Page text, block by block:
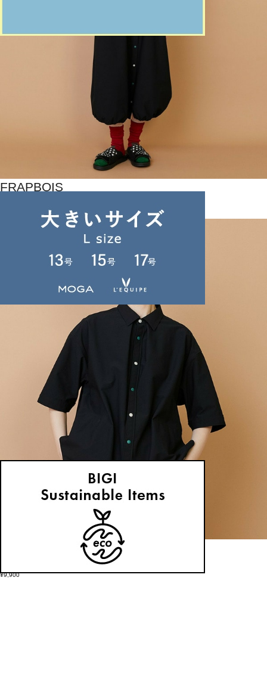
FRAPBOIS
¥9,900